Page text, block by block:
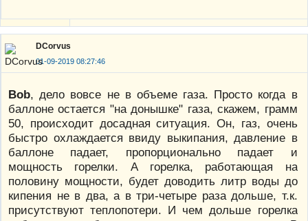
DCorvus
01-09-2019 08:27:46
Bob, дело вовсе не в объеме газа. Просто когда в
баллоне остается "на донышке" газа, скажем, грамм
50, происходит досадная ситуация. Он, газ, очень
быстро охлаждается ввиду выкипания, давление в
баллоне падает, пропорционально падает и
мощность горелки. А горелка, работающая на
половину мощности, будет доводить литр воды до
кипения не в два, а в три-четыре раза дольше, т.к.
присутствуют теплопотери. И чем дольше горелка